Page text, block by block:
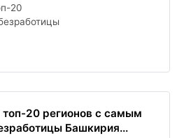
20
20 регионов с самым
Башкирия...